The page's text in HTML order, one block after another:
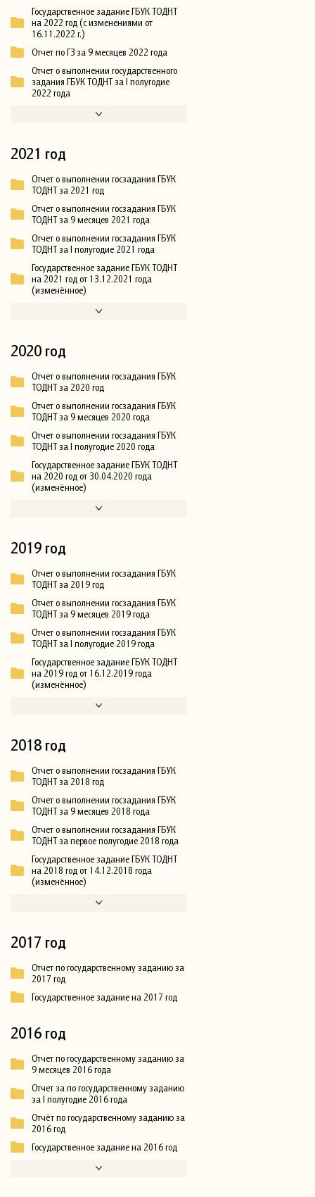
Государственное задание ГБУК ТОДНТ
на 2022 год (с изменениями от
16.11.2022 г.)
Отчет по ГЗ за 9 месяцев 2022 года
Отчет о выполнении государственного
задания ГБУК ТОДНТ за I полугодие
2022 года
2021 год
Отчет о выполнении госзадания ГБУК
ТОДНТ за 2021 год
Отчет о выполнении госзадания ГБУК
ТОДНТ за 9 месяцев 2021 года
Отчет о выполнении госзадания ГБУК
ТОДНТ за I полугодие 2021 года
Государственное задание ГБУК ТОДНТ
на 2021 год от 13.12.2021 года
(изменённое)
2020 год
Отчет о выполнении госзадания ГБУК
ТОДНТ за 2020 год
Отчет о выполнении госзадания ГБУК
ТОДНТ за 9 месяцев 2020 года
Отчет о выполнении госзадания ГБУК
ТОДНТ за I полугодие 2020 года
Государственное задание ГБУК ТОДНТ
на 2020 год от 30.04.2020 года
(изменённое)
2019 год
Отчет о выполнении госзадания ГБУК
ТОДНТ за 2019 год
Отчет о выполнении госзадания ГБУК
ТОДНТ за 9 месяцев 2019 года
Отчет о выполнении госзадания ГБУК
ТОДНТ за I полугодие 2019 года
Государственное задание ГБУК ТОДНТ
на 2019 год от 16.12.2019 года
(изменённое)
2018 год
Отчет о выполнении госзадания ГБУК
ТОДНТ за 2018 год
Отчет о выполнении госзадания ГБУК
ТОДНТ за 9 месяцев 2018 года
Отчет о выполнении госзадания ГБУК
ТОДНТ за первое полугодие 2018 года
Государственное задание ГБУК ТОДНТ
на 2018 год от 14.12.2018 года
(изменённое)
2017 год
Отчет по государственному заданию за
2017 год
Государственное задание на 2017 год
2016 год
Отчет по государственному заданию за
9 месяцев 2016 года
Отчет за по государственному заданию
за I полугодие 2016 года
Отчёт по государственному заданию за
2016 год
Государственное задание на 2016 год